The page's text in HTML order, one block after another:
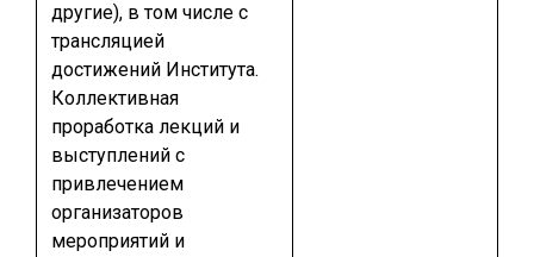
другие), в том числе с
трансляцией
достижений Института.
Коллективная
проработка лекций и
выступлений с
привлечением
организаторов
мероприятий и